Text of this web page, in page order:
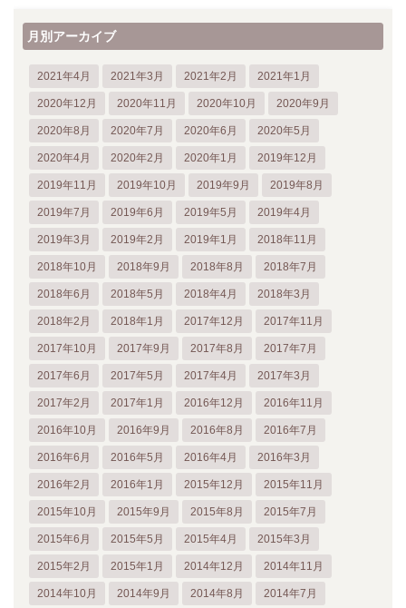
月別アーカイブ
2021年4月 2021年3月 2021年2月 2021年1月
2020年12月 2020年11月 2020年10月 2020年9月
2020年8月 2020年7月 2020年6月 2020年5月
2020年4月 2020年2月 2020年1月 2019年12月
2019年11月 2019年10月 2019年9月 2019年8月
2019年7月 2019年6月 2019年5月 2019年4月
2019年3月 2019年2月 2019年1月 2018年11月
2018年10月 2018年9月 2018年8月 2018年7月
2018年6月 2018年5月 2018年4月 2018年3月
2018年2月 2018年1月 2017年12月 2017年11月
2017年10月 2017年9月 2017年8月 2017年7月
2017年6月 2017年5月 2017年4月 2017年3月
2017年2月 2017年1月 2016年12月 2016年11月
2016年10月 2016年9月 2016年8月 2016年7月
2016年6月 2016年5月 2016年4月 2016年3月
2016年2月 2016年1月 2015年12月 2015年11月
2015年10月 2015年9月 2015年8月 2015年7月
2015年6月 2015年5月 2015年4月 2015年3月
2015年2月 2015年1月 2014年12月 2014年11月
2014年10月 2014年9月 2014年8月 2014年7月